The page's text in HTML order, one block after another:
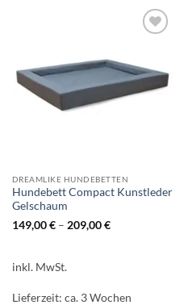
DREAMLIKE HUNDEBETTEN
Hundebett Compact Kunstleder
Gelschaum
149,00€– 209,00€
inkl. MwSt.
Lieferzeit: ca. 3 Wochen